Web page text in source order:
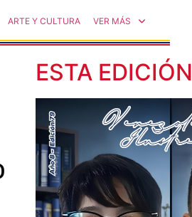
ARTE Y CULTURA VER MÁS
ESTA EDICIÓN